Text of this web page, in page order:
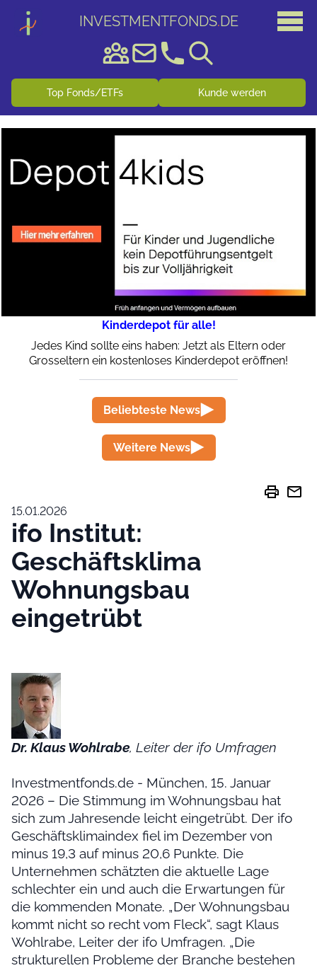
INVESTMENTFONDS.DE
Top Fonds/ETFs Kunde werden
Kinderdepot für alle!
Jedes Kind sollte eins haben: Jetzt als Eltern oder
Grosseltern ein kostenloses Kinderdepot eröffnen!
Beliebteste News
Weitere News
print mail
15.01.2026
ifo Institut:
Geschäftsklima
Wohnungsbau
eingetrübt
Dr. Klaus Wohlrabe, Leiter der ifo Umfragen
Investmentfonds.de - München, 15. Januar
2026 – Die Stimmung im Wohnungsbau hat
sich zum Jahresende leicht eingetrübt. Der ifo
Geschäftsklimaindex fiel im Dezember von
minus 19,3 auf minus 20,6 Punkte. Die
Unternehmen schätzten die aktuelle Lage
schlechter ein und auch die Erwartungen für
die kommenden Monate. „Der Wohnungsbau
kommt nicht so recht vom Fleck“, sagt Klaus
Wohlrabe, Leiter der ifo Umfragen. „Die
strukturellen Probleme der Branche bestehen